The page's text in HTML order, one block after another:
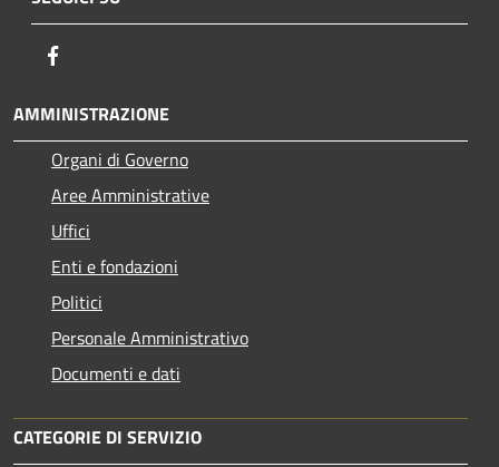
AMMINISTRAZIONE
Organi di Governo
Aree Amministrative
Uffici
Enti e fondazioni
Politici
Personale Amministrativo
Documenti e dati
CATEGORIE DI SERVIZIO